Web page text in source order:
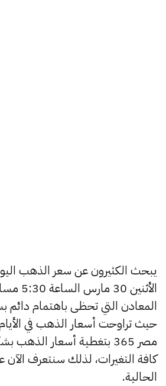
يبحث الكثيرون عن سعر الذهب
المعادن التي تحظى باهتمام دائم
حيث تراوحت أسعار الذهب في الأيام
مصر 365 بتغطية أسعار
كافة التغيرات، لذلك سنتعرف
الحالية.